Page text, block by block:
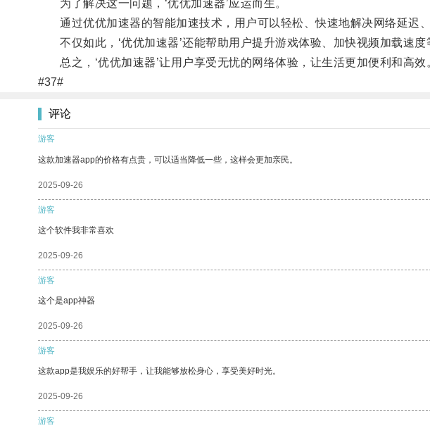
为了解决这一问题，‘优优加速器’应运而生。
通过优优加速器的智能加速技术，用户可以轻松、快速地解决网络延迟、
不仅如此，‘优优加速器’还能帮助用户提升游戏体验、加快视频加载速度
总之，‘优优加速器’让用户享受无忧的网络体验，让生活更加便利和高效
#37#
评论
游客
这款加速器app的价格有点贵，可以适当降低一些，这样会更加亲民。
2025-09-26
游客
这个软件我非常喜欢
2025-09-26
游客
这个是app神器
2025-09-26
游客
这款app是我娱乐的好帮手，让我能够放松身心，享受美好时光。
2025-09-26
游客